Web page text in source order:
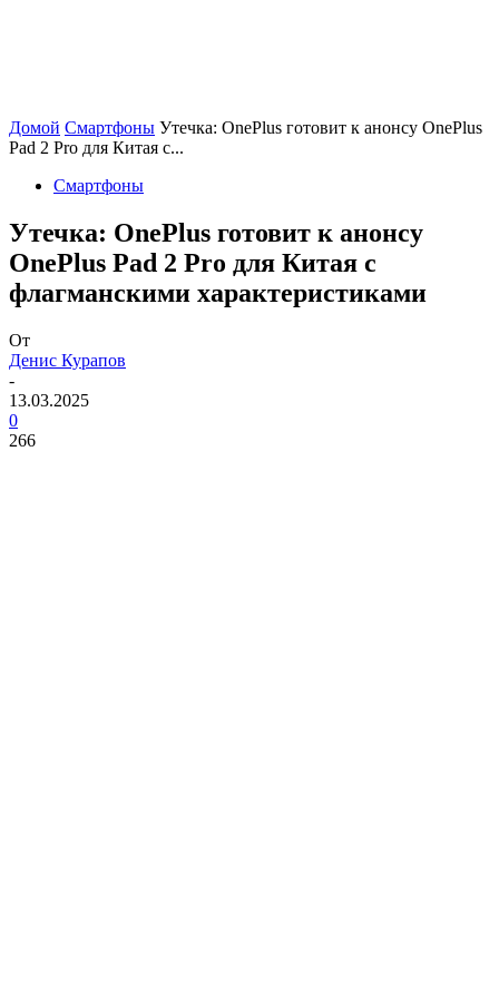
Домой Смартфоны Утечка: OnePlus готовит к анонсу OnePlus
Pad 2 Pro для Китая с...
Смартфоны
Утечка: OnePlus готовит к анонсу
OnePlus Pad 2 Pro для Китая с
флагманскими характеристиками
От
Денис Курапов
-
13.03.2025
0
266